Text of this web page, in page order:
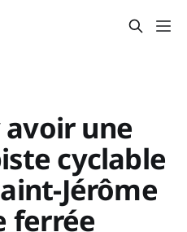
une
cyclable
Jérôme
ferrée